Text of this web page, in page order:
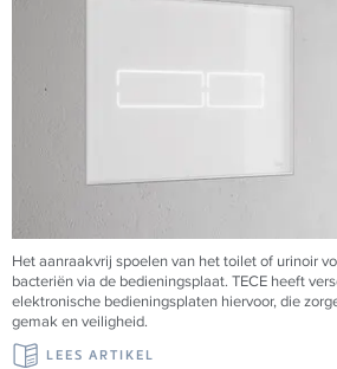
Het aanraakvrij spoelen van het toilet of urinoir
bacteriën via de bedieningsplaat. TECE heeft
elektronische bedieningsplaten hiervoor, die
gemak en veiligheid.
LEES ARTIKEL